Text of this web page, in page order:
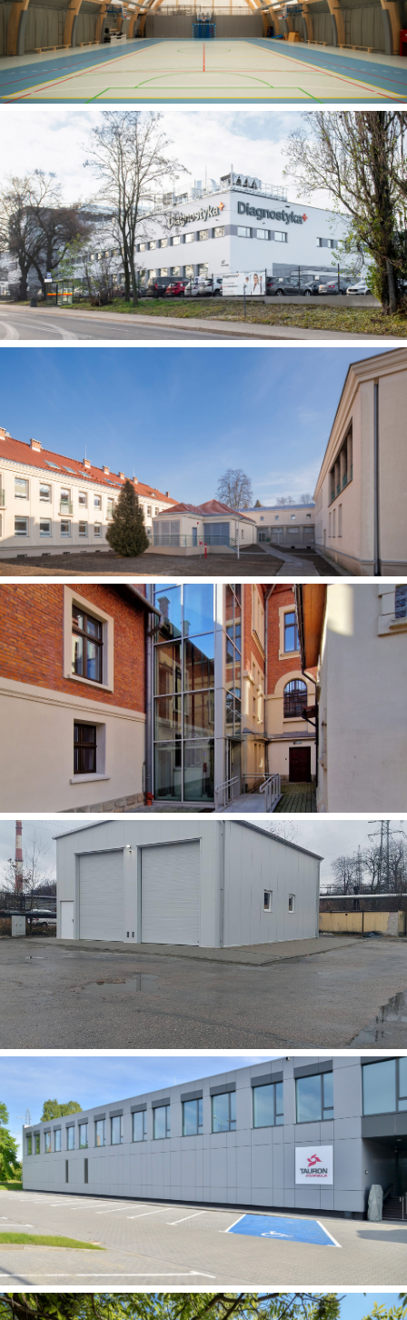
Hala sportowa łukowa w Będkowicach
Budynek usługowy z usługami laboratoryjnymi,
biurowymi i medycznymi Diagnostyki w Łodzi
Pracownia modułowa RM, modernizacja
lądowiska helikopterów, budynek infrastruktury
technicznej w Szpitalu Specjalistycznym
im. Stefana Żeromskiego w Krakowie
Winda w zabytkowym budynku Sądu
Rejonowego w Myślenicach
Garaż wolnostojący, TAURON Dystrybucja S.A.
Oddział w Będzinie
Rozbudowa, przebudowa i remont budynku D
w Tarnowie, TAURON Dystrybucja S.A.